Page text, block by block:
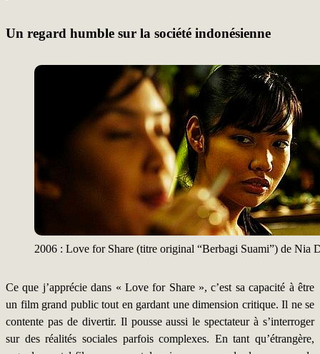
Un regard humble sur la société indonésienne
2006 : Love for Share (titre original “Berbagi Suami”) de Nia
Ce que j’apprécie dans « Love for Share », c’est sa capacité à être
un film grand public tout en gardant une dimension critique. Il ne se
contente pas de divertir. Il pousse aussi le spectateur à s’interroger
sur des réalités sociales parfois complexes. En tant qu’étrangère,